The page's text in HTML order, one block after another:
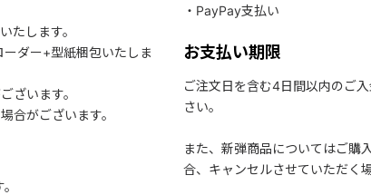
たします。
ダー+型紙梱包いたしま
ざいます。
合がございます。
・PayPay支払い
お支払い期限
ご注文日を含む4日間以内のご
さい。
また、新弾商品についてはご購
合、キャンセルさせていただく